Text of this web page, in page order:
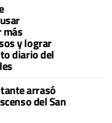
más
y lograr
diario del
arrasó
del San